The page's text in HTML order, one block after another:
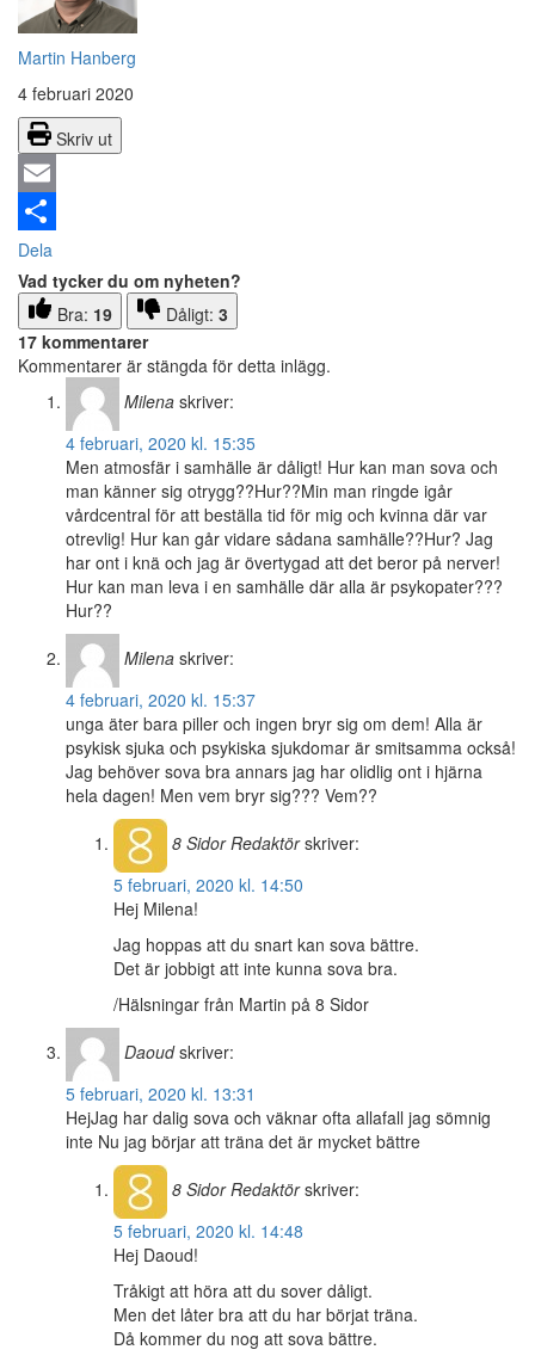
Martin Hanberg
4 februari 2020
Skriv ut
Email
Dela
Vad tycker du om nyheten?
Bra: 19 Dåligt: 3
17 kommentarer
Kommentarer är stängda för detta inlägg.
Milena skriver:
4 februari, 2020 kl. 15:35
Men atmosfär i samhälle är dåligt! Hur kan man sova och
man känner sig otrygg??Hur??Min man ringde igår
vårdcentral för att beställa tid för mig och kvinna där var
otrevlig! Hur kan går vidare sådana samhälle??Hur? Jag
har ont i knä och jag är övertygad att det beror på nerver!
Hur kan man leva i en samhälle där alla är psykopater???
Hur??
Milena skriver:
4 februari, 2020 kl. 15:37
unga äter bara piller och ingen bryr sig om dem! Alla är
psykisk sjuka och psykiska sjukdomar är smitsamma också!
Jag behöver sova bra annars jag har olidlig ont i hjärna
hela dagen! Men vem bryr sig??? Vem??
8 SidorRedaktör skriver:
5 februari, 2020 kl. 14:50
Hej Milena!
Jag hoppas att du snart kan sova bättre.
Det är jobbigt att inte kunna sova bra.
/Hälsningar från Martin på 8 Sidor
Daoud skriver:
5 februari, 2020 kl. 13:31
HejJag har dalig sova och väknar ofta allafall jag sömnig
inte Nu jag börjar att träna det är mycket bättre
8 SidorRedaktör skriver:
5 februari, 2020 kl. 14:48
Hej Daoud!
Tråkigt att höra att du sover dåligt.
Men det låter bra att du har börjat träna.
Då kommer du nog att sova bättre.